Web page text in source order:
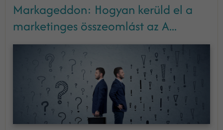
Markageddon: Hogyan kerüld el a
marketinges összeomlást az A...